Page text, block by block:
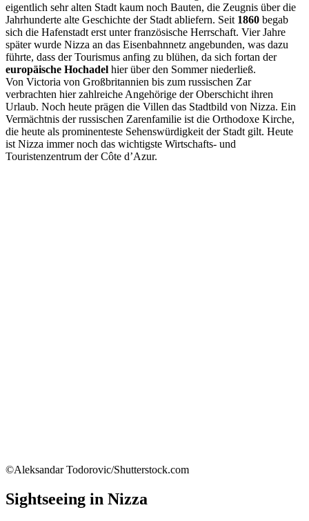
eigentlich sehr alten Stadt kaum noch Bauten, die Zeugnis über die
Jahrhunderte alte Geschichte der Stadt abliefern. Seit 1860 begab
sich die Hafenstadt erst unter französische Herrschaft. Vier Jahre
später wurde Nizza an das Eisenbahnnetz angebunden, was dazu
führte, dass der Tourismus anfing zu blühen, da sich fortan der
europäische Hochadel hier über den Sommer niederließ.
Von Victoria von Großbritannien bis zum russischen Zar
verbrachten hier zahlreiche Angehörige der Oberschicht ihren
Urlaub. Noch heute prägen die Villen das Stadtbild von Nizza. Ein
Vermächtnis der russischen Zarenfamilie ist die Orthodoxe Kirche,
die heute als prominenteste Sehenswürdigkeit der Stadt gilt. Heute
ist Nizza immer noch das wichtigste Wirtschafts- und
Touristenzentrum der Côte d’Azur.
©Aleksandar Todorovic/Shutterstock.com
Sightseeing in Nizza